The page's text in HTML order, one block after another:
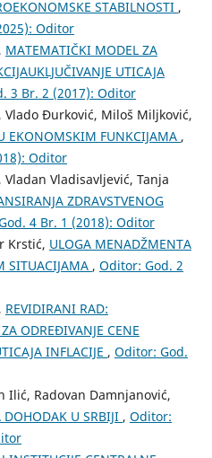
STABILNOSTI ,
Oditor
MATEMATIČKI MODEL ZA
UTICAJA
3 Br. 2 (2017): Oditor
Vlado Đurković, Miloš Miljković,
EKONOMSKIM FUNKCIJAMA ,
Oditor
Vladisavljević, Tanja
ZDRAVSTVENOG
4 Br. 1 (2018): Oditor
Krstić, ULOGA MENADŽMENTA
SITUACIJAMA , Oditor: God. 2
REVIDIRANI RAD:
ODREĐIVANJE CENE
INFLACIJE , Oditor: God.
Ilić, Radovan Damnjanović,
DOHODAK U SRBIJI , Oditor: